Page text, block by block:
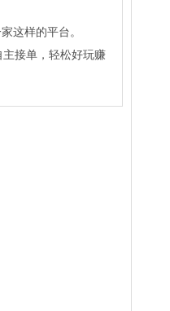
这样的平台。
接单，轻松好玩赚